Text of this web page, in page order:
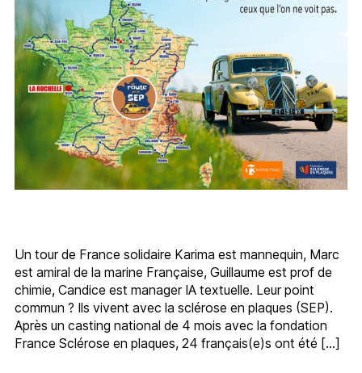
Un tour de France solidaire Karima est mannequin, Marc
est amiral de la marine Française, Guillaume est prof de
chimie, Candice est manager IA textuelle. Leur point
commun ? Ils vivent avec la sclérose en plaques (SEP).
Après un casting national de 4 mois avec la fondation
France Sclérose en plaques, 24 français(e)s ont été […]